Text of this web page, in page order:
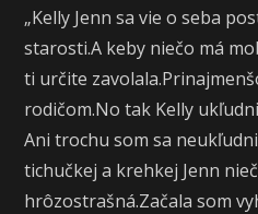
„Kelly Jenn sa vie o seba
starosti.A keby niečo má
ti určite
rodičom.No tak Kelly ukľudni
Ani trochu som sa
tichučkej a krehkej Jenn
hrôzostrašná.Začala som